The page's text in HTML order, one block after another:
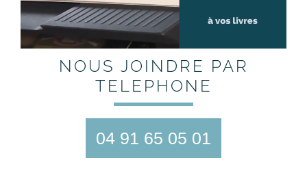
NOUS JOINDRE PAR
TELEPHONE
04 91 65 05 01